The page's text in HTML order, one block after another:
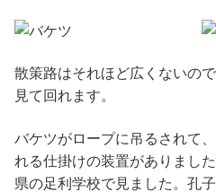
散策路はそれほど広くないの
見て回れます。
バケツがロープに吊るされて
れる仕掛けの装置がありまし
県の足利学校で見ました。孔